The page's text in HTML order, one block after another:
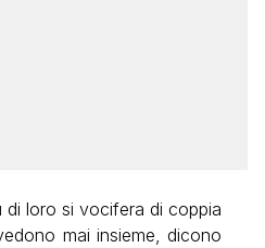
di loro si vocifera di coppia
mai insieme, dicono